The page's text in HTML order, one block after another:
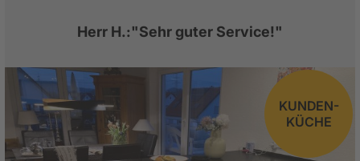
Herr H.:"Sehr guter Service!"
KUNDEN-
KÜCHE